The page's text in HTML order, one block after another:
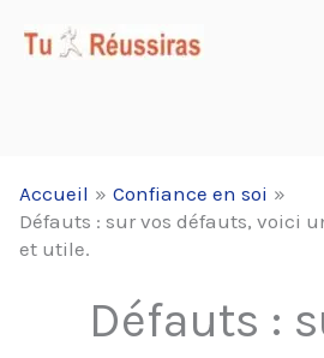
Accueil
Confiance en soi
Défauts : sur vos défauts, voici
et utile.
Défauts :